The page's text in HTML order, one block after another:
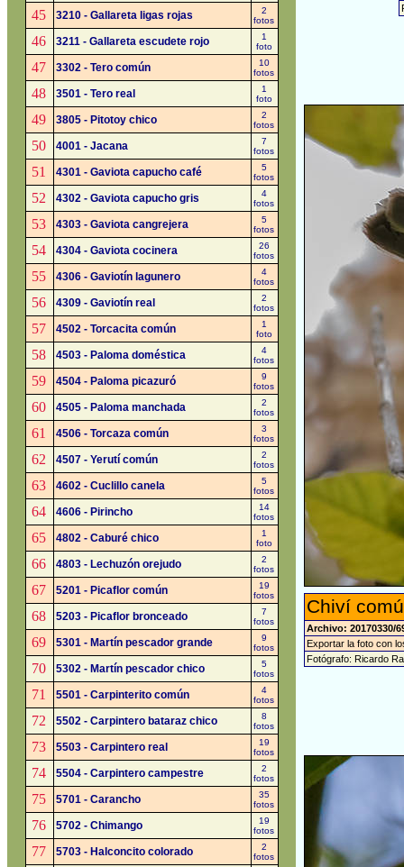
45 3210 - Gallareta ligas rojas
2
fotos
46 3211 - Gallareta escudete rojo
1
foto
47 3302 - Tero común
10
fotos
48 3501 - Tero real
1
foto
49 3805 - Pitotoy chico
2
fotos
50 4001 - Jacana
7
fotos
51 4301 - Gaviota capucho café
5
fotos
52 4302 - Gaviota capucho gris
4
fotos
53 4303 - Gaviota cangrejera
5
fotos
54 4304 - Gaviota cocinera
26
fotos
55 4306 - Gaviotín lagunero
4
fotos
56 4309 - Gaviotín real
2
fotos
57 4502 - Torcacita común
1
foto
58 4503 - Paloma doméstica
4
fotos
59 4504 - Paloma picazuró
9
fotos
60 4505 - Paloma manchada
2
fotos
61 4506 - Torcaza común
3
fotos
62 4507 - Yerutí común
2
fotos
63 4602 - Cuclillo canela
5
fotos
64 4606 - Pirincho
14
fotos
65 4802 - Caburé chico
1
foto
66 4803 - Lechuzón orejudo
2
fotos
67 5201 - Picaflor común
19
fotos
68 5203 - Picaflor bronceado
7
fotos
69 5301 - Martín pescador grande
9
fotos
70 5302 - Martín pescador chico
5
fotos
71 5501 - Carpinterito común
4
fotos
72 5502 - Carpintero bataraz chico
8
fotos
73 5503 - Carpintero real
19
fotos
74 5504 - Carpintero campestre
2
fotos
75 5701 - Carancho
35
fotos
76 5702 - Chimango
19
fotos
77 5703 - Halconcito colorado
2
fotos
Chiví
Archivo: 20170330/
Exportar la foto con
Fotógrafo: Ricardo